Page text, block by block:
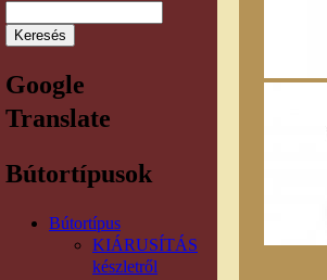
Google
Translate
Bútortípusok
Bútortípus
KIÁRUSÍTÁS
készletről